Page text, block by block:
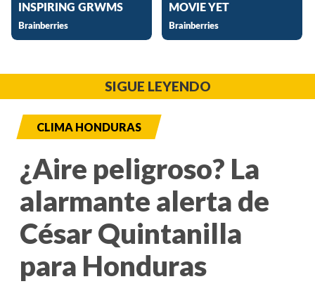
SIGUE LEYENDO
CLIMA HONDURAS
¿Aire peligroso? La
alarmante alerta de
César Quintanilla
para Honduras